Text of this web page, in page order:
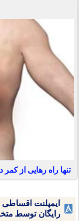
تنها راه رهایی از
ایمپلنت
رایگان توسط